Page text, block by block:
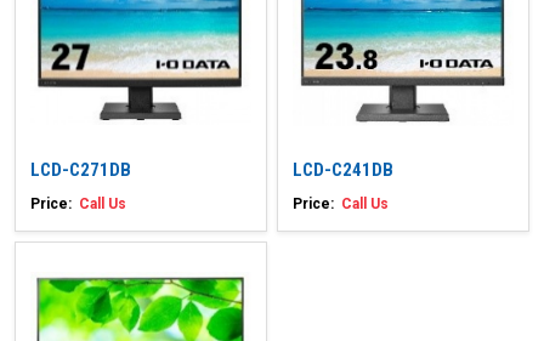
LCD-C271DB
Price: Call Us
LCD-C241DB
Price: Call Us